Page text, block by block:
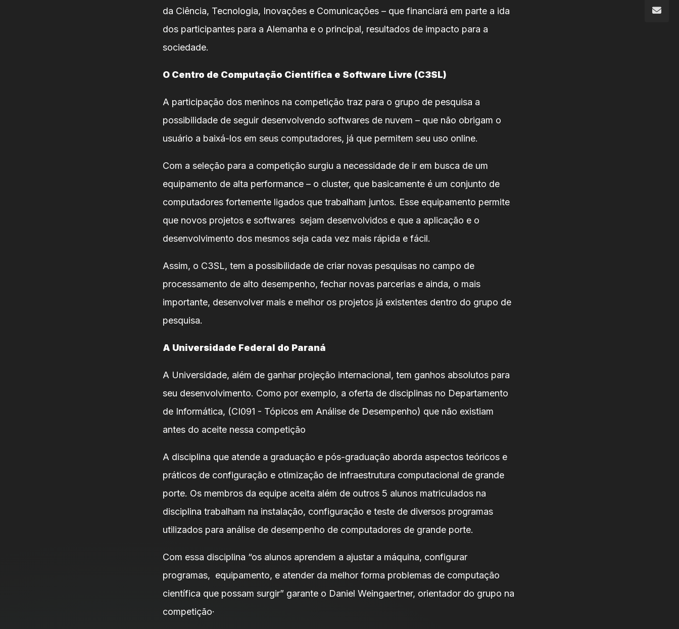
da Ciência, Tecnologia, Inovações e Comunicações – que financiará em parte a ida
dos participantes para a Alemanha e o principal, resultados de impacto para a
sociedade.
O Centro de Computação Científica e Software Livre (C3SL)
A participação dos meninos na competição traz para o grupo de pesquisa a
possibilidade de seguir desenvolvendo softwares de nuvem – que não obrigam o
usuário a baixá-los em seus computadores, já que permitem seu uso online.
Com a seleção para a competição surgiu a necessidade de ir em busca de um
equipamento de alta performance – o cluster, que basicamente é um conjunto de
computadores fortemente ligados que trabalham juntos. Esse equipamento permite
que novos projetos e softwares sejam desenvolvidos e que a aplicação e o
desenvolvimento dos mesmos seja cada vez mais rápida e fácil.
Assim, o C3SL, tem a possibilidade de criar novas pesquisas no campo de
processamento de alto desempenho, fechar novas parcerias e ainda, o mais
importante, desenvolver mais e melhor os projetos já existentes dentro do grupo de
pesquisa.
A Universidade Federal do Paraná
A Universidade, além de ganhar projeção internacional, tem ganhos absolutos para
seu desenvolvimento. Como por exemplo, a oferta de disciplinas no Departamento
de Informática, (CI091 - Tópicos em Análise de Desempenho) que não existiam
antes do aceite nessa competição
A disciplina que atende a graduação e pós-graduação aborda aspectos teóricos e
práticos de configuração e otimização de infraestrutura computacional de grande
porte. Os membros da equipe aceita além de outros 5 alunos matriculados na
disciplina trabalham na instalação, configuração e teste de diversos programas
utilizados para análise de desempenho de computadores de grande porte.
Com essa disciplina “os alunos aprendem a ajustar a máquina, configurar
programas, equipamento, e atender da melhor forma problemas de computação
científica que possam surgir” garante o Daniel Weingaertner, orientador do grupo na
competição·